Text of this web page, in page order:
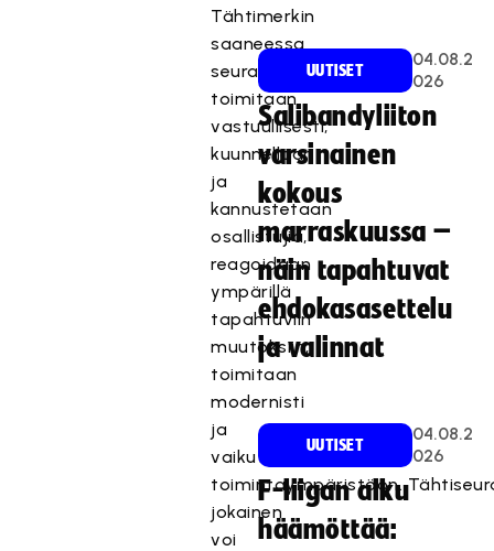
Tähtimerkin
saaneessa
seurassa
toimitaan
vastuullisesti,
kuunnellaan
ja
kannustetaan
osallistujia,
reagoidaan
ympärillä
tapahtuviin
muutoksiin,
toimitaan
modernisti
ja
vaikutetaan
toimintaympäristöön.
jokainen
voi
UUTISET
04.08.2
026
Salibandyliiton
varsinainen
kokous
marraskuussa –
näin tapahtuvat
ehdokasasettelu
ja valinnat
UUTISET
04.08.2
026
F-liigan alku
häämöttää: